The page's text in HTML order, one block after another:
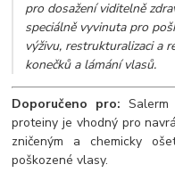
pro dosažení viditelně
speciálně vyvinuta pro
výživu, restrukturalizaci a
konečků a lámání vlasů.
Doporučeno pro:
proteiny je vhodný pro
zničeným a chemicky
poškozené vlasy.